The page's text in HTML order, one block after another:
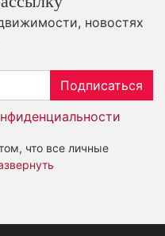
новостях
Подписаться
что все личные